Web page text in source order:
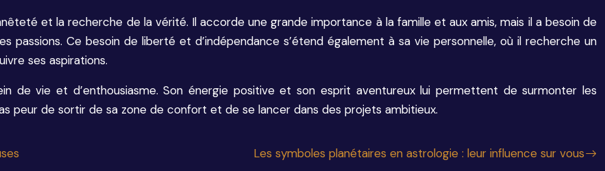
et la recherche de la vérité. Il accorde une grande importance à la famille et aux amis, mais il a besoin de
passions. Ce besoin de liberté et d’indépendance s’étend également à sa vie personnelle, où il recherche un
ses aspirations.
de vie et d’enthousiasme. Son énergie positive et son esprit aventureux lui permettent de surmonter les
peur de sortir de sa zone de confort et de se lancer dans des projets ambitieux.
Les symboles planétaires en astrologie : leur influence sur vous